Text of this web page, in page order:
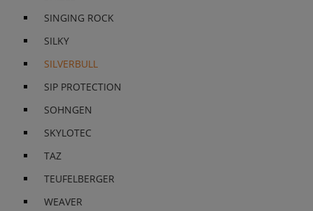
SINGING ROCK
SILKY
SILVERBULL
SIP PROTECTION
SOHNGEN
SKYLOTEC
TAZ
TEUFELBERGER
WEAVER